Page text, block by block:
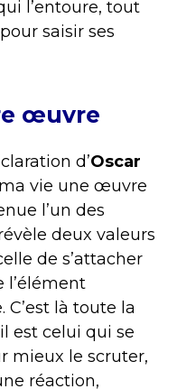
l’entoure, tout
saisir ses
œuvre
d’Oscar
vie une œuvre
l’un des
deux valeurs
de s’attacher
l’élément
là toute la
est celui qui se
mieux le scruter,
réaction,